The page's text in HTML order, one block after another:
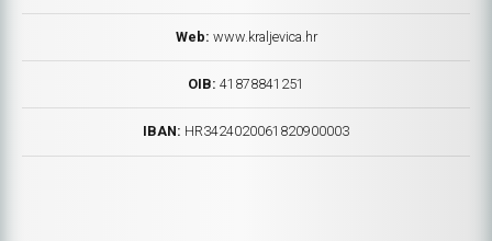
Web: www.kraljevica.hr
OIB: 41878841251
IBAN: HR3424020061820900003